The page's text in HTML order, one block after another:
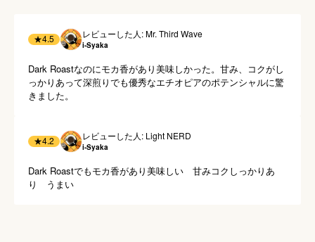
★4.5 レビューした人: Mr. Third Wave
i-Syaka
Dark Roastなのにモカ香があり美味しかった。甘み、コクがし
っかりあって深煎りでも優秀なエチオピアのポテンシャルに驚
★4.2 レビューした人: Light NERD
i-Syaka
Dark Roastでもモカ香があり美味しい　甘みコクしっかりあ